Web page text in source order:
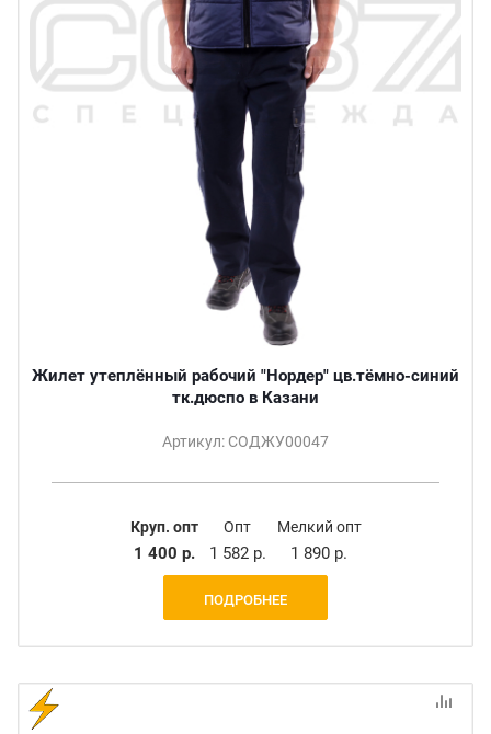
Жилет утеплённый рабочий "Нордер" цв.тёмно-синий
тк.дюспо в Казани
Артикул: СОДЖУ00047
Круп. опт
1 400 р.
Опт
1 582 р.
Мелкий опт
1 890 р.
ПОДРОБНЕЕ